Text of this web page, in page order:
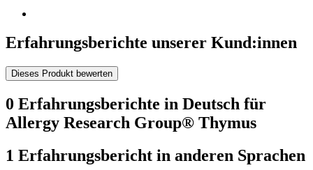
Erfahrungsberichte unserer Kund:innen
Dieses Produkt bewerten
0 Erfahrungsberichte in Deutsch für
Allergy Research Group® Thymus
1 Erfahrungsbericht in anderen Sprachen